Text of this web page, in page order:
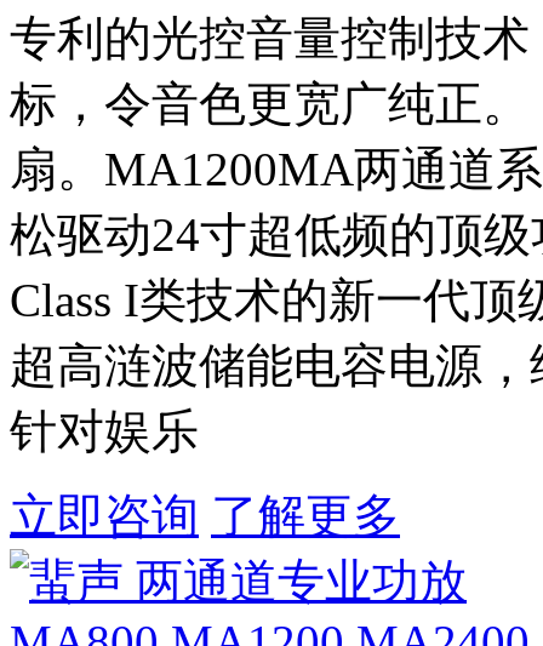
专利的光控音量控制技
标，令音色更宽广纯正
扇。MA1200MA两通道
松驱动24寸超低频的顶
Class I类技术的新一代
超高涟波储能电容电源
针对娱乐
立即咨询 了解更多